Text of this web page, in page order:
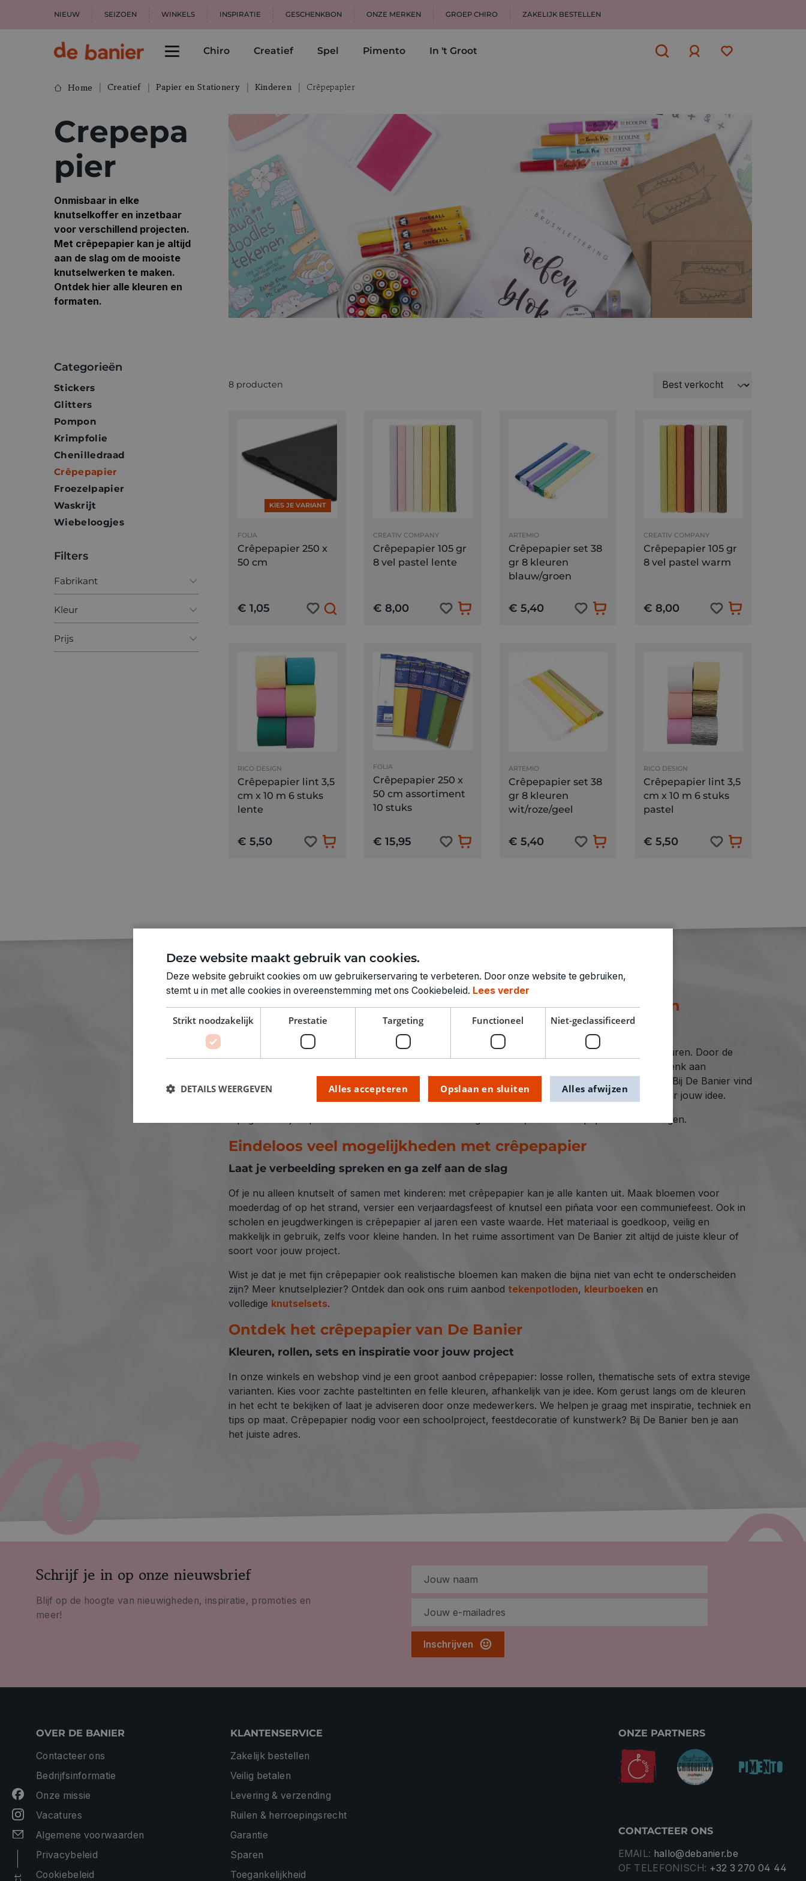
NIEUW SEIZOEN WINKELS INSPIRATIE GESCHENKBON ONZE MERKEN GROEP CHIRO ZAKELIJK BESTELLEN
Chiro Creatief Spel Pimento In 't Groot
Home Creatief Papier en Stationery Kinderen Crêpepapier
Crepepa
pier
Onmisbaar in elke
knutselkoffer en inzetbaar
voor verschillend projecten.
Met crêpepapier kan je altijd
aan de slag om de mooiste
knutselwerken te maken.
Ontdek hier alle kleuren en
formaten.
Categorieën
Stickers
Glitters
Pompon
Krimpfolie
Chenilledraad
Crêpepapier
Froezelpapier
Waskrijt
Wiebeloogjes
Filters
Fabrikant
Artemio
Creativ Company
Folia
Kleur
Blauw
Bruin
Prijs
8 producten
KIES JE VARIANT
FOLIA
Crêpepapier 250 x
50 cm
€ 1,05
CREATIV COMPANY
Crêpepapier 105 gr
8 vel pastel lente
€ 8,00
ARTEMIO
Crêpepapier set 38
gr 8 kleuren
blauw/groen
€ 5,40
CREATIV COMPANY
Crêpepapier 105 gr
8 vel pastel warm
€ 8,00
RICO DESIGN
Crêpepapier lint 3,5
cm x 10 m 6 stuks
lente
€ 5,50
FOLIA
Crêpepapier 250 x
50 cm assortiment
10 stuks
€ 15,95
ARTEMIO
Crêpepapier set 38
gr 8 kleuren
wit/roze/geel
€ 5,40
RICO DESIGN
Crêpepapier lint 3,5
cm x 10 m 6 stuks
pastel
€ 5,50
Crêpepapier: een kleurrijke klassieker om mee te knutselen
Ideaal voor bloemen, slingers, maskers en meer
Crêpepapier is onmisbaar in elke knutselkoffer. Het is soepel, sterk en verkrijgbaar in talloze kleuren. Door de
lichte rek in het papier kan je het vormen, plooien, rollen of uitrekken tot de mooiste creaties. Denk aan
feestelijke slingers, bloemen, pompons, maskers of decoratie voor feestdagen en themafeesten. Bij De Banier vind
je crêpepapier in verschillende kwaliteiten en afmetingen, zodat je altijd het juiste papier hebt voor jouw idee.
Tip: gebruik lijm op waterbasis voor een mooi en stevig resultaat, zonder het papier te beschadigen.
Eindeloos veel mogelijkheden met crêpepapier
Laat je verbeelding spreken en ga zelf aan de slag
Of je nu alleen knutselt of samen met kinderen: met crêpepapier kan je alle kanten uit. Maak bloemen voor
moederdag of op het strand, versier een verjaardagsfeest of knutsel een piñata voor een communiefeest. Ook in
scholen en jeugdwerkingen is crêpepapier al jaren een vaste waarde. Het materiaal is goedkoop, veilig en
makkelijk in gebruik, zelfs voor kleine handen. In het ruime assortiment van De Banier zit altijd de juiste kleur of
soort voor jouw project.
Wist je dat je met fijn crêpepapier ook realistische bloemen kan maken die bijna niet van echt te onderscheiden
zijn? Meer knutselplezier? Ontdek dan ook ons ruim aanbod tekenpotloden, kleurboeken en
volledige knutselsets.
Ontdek het crêpepapier van De Banier
Kleuren, rollen, sets en inspiratie voor jouw project
In onze winkels en webshop vind je een groot aanbod crêpepapier: losse rollen, thematische sets of extra stevige
varianten. Kies voor zachte pasteltinten en felle kleuren, afhankelijk van je idee. Kom gerust langs om de kleuren
in het echt te bekijken of laat je adviseren door onze medewerkers. We helpen je graag met inspiratie, techniek en
tips op maat. Crêpepapier nodig voor een schoolproject, feestdecoratie of kunstwerk? Bij De Banier ben je aan
het juiste adres.
Schrijf je in op onze nieuwsbrief
Blijf op de hoogte van nieuwigheden, inspiratie, promoties en
meer!
Inschrijven
OVER DE BANIER
Contacteer ons
Bedrijfsinformatie
Onze missie
Vacatures
Algemene voorwaarden
Privacybeleid
Cookiebeleid
KLANTENSERVICE
Zakelijk bestellen
Veilig betalen
Levering & verzending
Ruilen & herroepingsrecht
Garantie
Sparen
Toegankelijkheid
ONZE PARTNERS
CONTACTEER ONS
EMAIL: hallo@debanier.be
OF TELEFONISCH: +32 3 270 04 44
Deze website maakt gebruik van cookies.
Deze website gebruikt cookies om uw gebruikerservaring te verbeteren. Door onze website te gebruiken,
stemt u in met alle cookies in overeenstemming met ons Cookiebeleid. Lees verder
Strikt noodzakelijk Prestatie Targeting Functioneel Niet-geclassificeerd
Opslaan en sluiten
Alles accepteren Alles afwijzen
DETAILS WEERGEVEN